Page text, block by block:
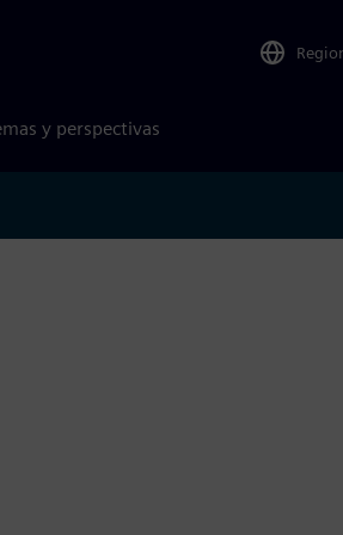
y perspectivas